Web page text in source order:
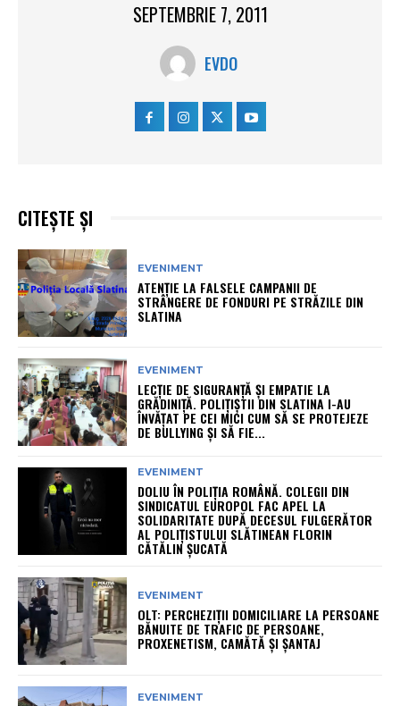
SEPTEMBRIE 7, 2011
EVDO
CITEȘTE ȘI
EVENIMENT
ATENȚIE LA FALSELE CAMPANII DE
STRÂNGERE DE FONDURI PE STRĂZILE DIN
SLATINA
EVENIMENT
LECȚIE DE SIGURANȚĂ ȘI EMPATIE LA
GRĂDINIȚĂ. POLIȚIȘTII DIN SLATINA I-AU
ÎNVĂȚAT PE CEI MICI CUM SĂ SE PROTEJEZE
DE BULLYING ȘI SĂ FIE...
EVENIMENT
DOLIU ÎN POLIȚIA ROMÂNĂ. COLEGII DIN
SINDICATUL EUROPOL FAC APEL LA
SOLIDARITATE DUPĂ DECESUL FULGERĂTOR
AL POLIȚISTULUI SLĂTINEAN FLORIN
CĂTĂLIN ȘUCATĂ
EVENIMENT
OLT: PERCHEZIŢII DOMICILIARE LA PERSOANE
BĂNUITE DE TRAFIC DE PERSOANE,
PROXENETISM, CAMĂTĂ ŞI ŞANTAJ
EVENIMENT